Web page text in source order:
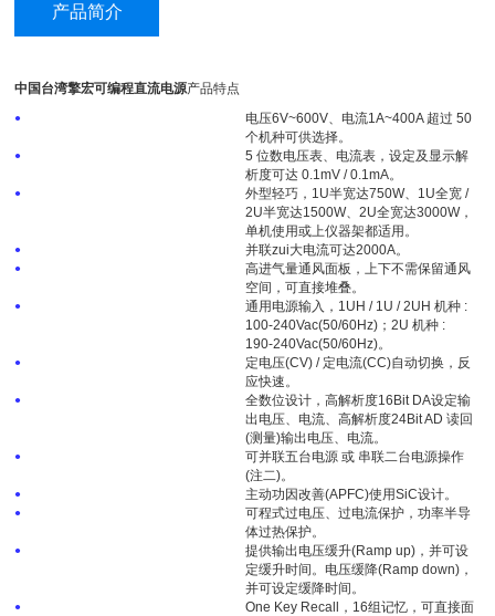
产品简介
中国台湾擎宏可编程直流电源产品特点
●
电压6V~600V、电流1A~400A 超过 50
个机种可供选择。
●
5 位数电压表、电流表，设定及显示解
析度可达 0.1mV / 0.1mA。
●
外型轻巧，1U半宽达750W、1U全宽 /
2U半宽达1500W、2U全宽达3000W，
单机使用或上仪器架都适用。
● 并联zui大电流可达2000A。
●
高进气量通风面板，上下不需保留通风
空间，可直接堆叠。
●
通用电源输入，1UH / 1U / 2UH 机种 :
100-240Vac(50/60Hz)；2U 机种 :
190-240Vac(50/60Hz)。
●
定电压(CV) / 定电流(CC)自动切换，反
应快速。
●
全数位设计，高解析度16Bit DA设定输
出电压、电流、高解析度24Bit AD 读回
(测量)输出电压、电流。
●
可并联五台电源 或 串联二台电源操作
(注二)。
● 主动功因改善(APFC)使用SiC设计。
●
可程式过电压、过电流保护，功率半导
体过热保护。
●
提供输出电压缓升(Ramp up)，并可设
定缓升时间。电压缓降(Ramp down)，
并可设定缓降时间。
●
One Key Recall，16组记忆，可直接面